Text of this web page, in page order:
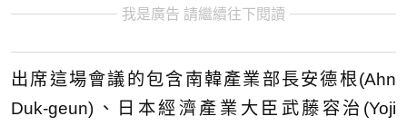
我是廣告 請繼續往下閱讀
出席這場會議的包含南韓產業部長安德根(Ahn
Duk-geun)、日本經濟產業大臣武藤容治(Yoji